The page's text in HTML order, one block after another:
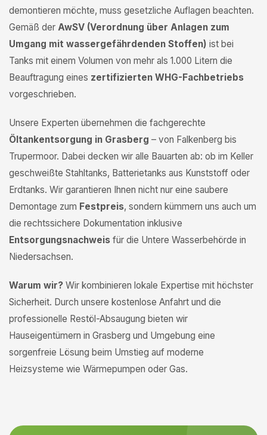
demontieren möchte, muss gesetzliche Auflagen beachten.
Gemäß der AwSV (Verordnung über Anlagen zum
Umgang mit wassergefährdenden Stoffen) ist bei
Tanks mit einem Volumen von mehr als 1.000 Litern die
Beauftragung eines zertifizierten WHG-Fachbetriebs
vorgeschrieben.
Unsere Experten übernehmen die fachgerechte
Öltankentsorgung in Grasberg – von Falkenberg bis
Trupermoor. Dabei decken wir alle Bauarten ab: ob im Keller
geschweißte Stahltanks, Batterietanks aus Kunststoff oder
Erdtanks. Wir garantieren Ihnen nicht nur eine saubere
Demontage zum Festpreis, sondern kümmern uns auch um
die rechtssichere Dokumentation inklusive
Entsorgungsnachweis für die Untere Wasserbehörde in
Niedersachsen.
Warum wir? Wir kombinieren lokale Expertise mit höchster
Sicherheit. Durch unsere kostenlose Anfahrt und die
professionelle Restöl-Absaugung bieten wir
Hauseigentümern in Grasberg und Umgebung eine
sorgenfreie Lösung beim Umstieg auf moderne
Heizsysteme wie Wärmepumpen oder Gas.